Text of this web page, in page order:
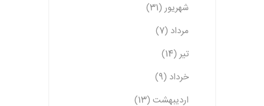
شهریور (31)
مرداد (7)
تیر (14)
خرداد (9)
اردیبهشت (13)